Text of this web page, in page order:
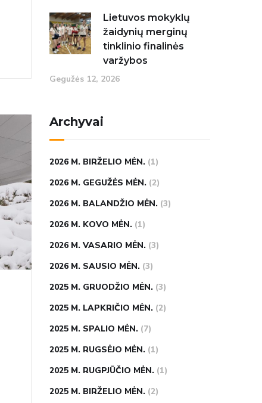
Lietuvos mokyklų
žaidynių merginų
tinklinio finalinės
varžybos
Gegužės‏‏‎ ‎12‎‎‏‏‎, 2026
Archyvai
2026 M. BIRŽELIO MĖN. (1)
2026 M. GEGUŽĖS MĖN. (2)
2026 M. BALANDŽIO MĖN. (3)
2026 M. KOVO MĖN. (1)
2026 M. VASARIO MĖN. (3)
2026 M. SAUSIO MĖN. (3)
2025 M. GRUODŽIO MĖN. (3)
2025 M. LAPKRIČIO MĖN. (2)
2025 M. SPALIO MĖN. (7)
2025 M. RUGSĖJO MĖN. (1)
2025 M. RUGPJŪČIO MĖN. (1)
2025 M. BIRŽELIO MĖN. (2)